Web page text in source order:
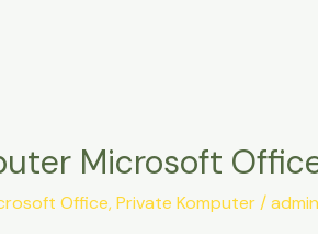
Microsoft
Office,Private Komputer/admin